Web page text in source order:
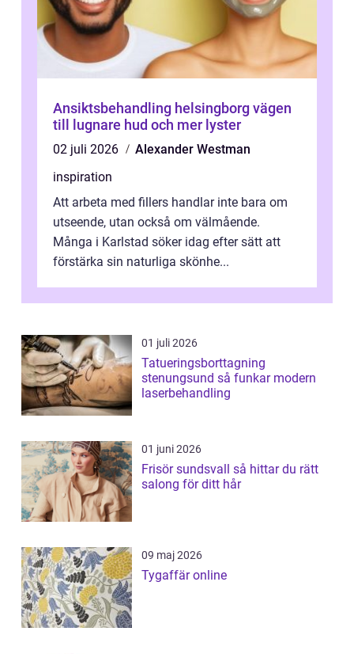
Ansiktsbehandling helsingborg vägen
till lugnare hud och mer lyster
02 juli 2026
Alexander Westman
inspiration
Att arbeta med fillers handlar inte bara om
utseende, utan också om välmående.
Många i Karlstad söker idag efter sätt att
förstärka sin naturliga skönhe...
01 juli 2026
Tatueringsborttagning
stenungsund så funkar modern
laserbehandling
01 juni 2026
Frisör sundsvall så hittar du rätt
salong för ditt hår
09 maj 2026
Tygaffär online